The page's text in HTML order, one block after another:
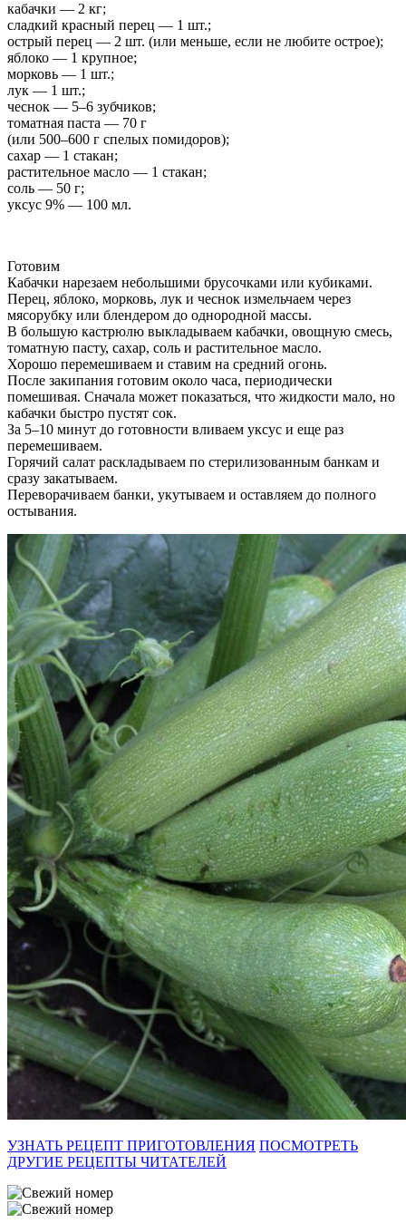
кабачки — 2 кг;
сладкий красный перец — 1 шт.;
острый перец — 2 шт. (или меньше, если не любите острое);
яблоко — 1 крупное;
морковь — 1 шт.;
лук — 1 шт.;
чеснок — 5–6 зубчиков;
томатная паста — 70 г
(или 500–600 г спелых помидоров);
сахар — 1 стакан;
растительное масло — 1 стакан;
соль — 50 г;
уксус 9% — 100 мл.
Готовим
Кабачки нарезаем небольшими брусочками или кубиками.
Перец, яблоко, морковь, лук и чеснок измельчаем через
мясорубку или блендером до однородной массы.
В большую кастрюлю выкладываем кабачки, овощную смесь,
томатную пасту, сахар, соль и растительное масло.
Хорошо перемешиваем и ставим на средний огонь.
После закипания готовим около часа, периодически
помешивая. Сначала может показаться, что жидкости мало, но
кабачки быстро пустят сок.
За 5–10 минут до готовности вливаем уксус и еще раз
перемешиваем.
Горячий салат раскладываем по стерилизованным банкам и
сразу закатываем.
Переворачиваем банки, укутываем и оставляем до полного
остывания.
УЗНАТЬ РЕЦЕПТ ПРИГОТОВЛЕНИЯ ПОСМОТРЕТЬ
ДРУГИЕ РЕЦЕПТЫ ЧИТАТЕЛЕЙ